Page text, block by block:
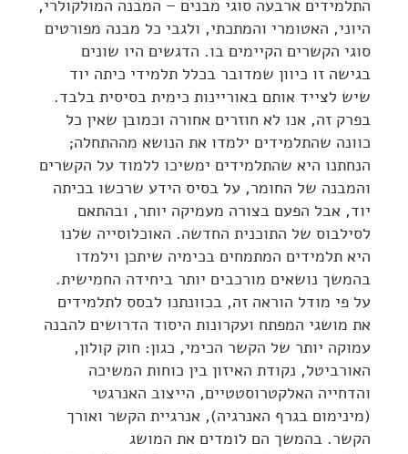
התלמידים ארבעה סוגי מבנים – המבנה המולקולרי,
היוני, האטומרי והמתכתי, ולגבי כל מבנה מפורטים
סוגי הקשרים הקיימים בו. הדגשים היו שונים
בגישה זו כיוון שמדובר בכלל תלמידי כיתה יוד
שיש לצייד אותם באוריינות כימית בסיסית בלבד.
בפרק זה, אנו לא חוזרים אחורה וכמובן שאין כל
כוונה שהתלמידים ילמדו את הנושא מההתחלה;
הנחתנו היא שהתלמידים ימשיכו ללמוד על הקשרים
והמבנה של החומר, על בסיס הידע שרכשו בכיתה
יוד, אבל הפעם בצורה מעמיקה יותר, ובהתאם
לסילבוס של התוכנית החדשה. האוכלוסייה שלנו
היא תלמידים המתמחים בכימיה שיתכן וילמדו
בהמשך נושאים מורכבים יותר ביחידה החמישית.
על פי מודל הוראה זה, בכוונתנו לבסס לתלמידים
את מושגי המפתח ועקרונות היסוד הדרושים להבנה
עמוקה יותר של הקשר הכימי, כגון: חוק קולון,
האורביטל, נקודת האיזון בין כוחות המשיכה
והדחייה האלקטרוסטטיים, הייצוב האנרגטי
(מינימום בגרף האנרגיה), אנרגיית הקשר ואורך
הקשר. בהמשך הם לומדים את המושג